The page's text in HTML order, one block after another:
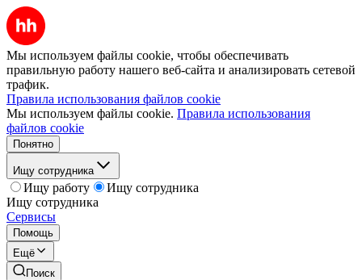
Мы используем файлы cookie, чтобы обеспечивать
правильную работу нашего веб-сайта и анализировать сетевой
трафик.
Правила использования файлов cookie
Мы используем файлы cookie. Правила использования
файлов cookie
Понятно
Ищу сотрудника
Ищу работу
Ищу сотрудника
Ищу сотрудника
Сервисы
Помощь
Ещё
Поиск